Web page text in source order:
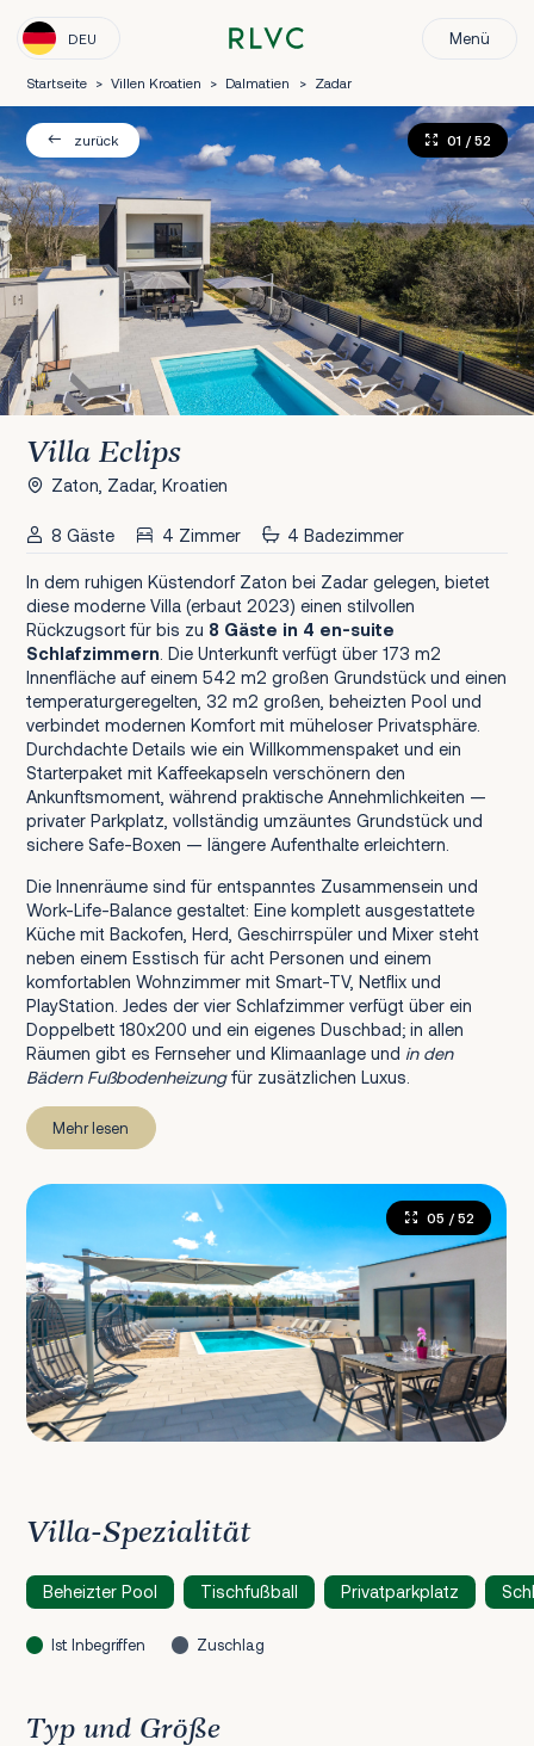
DEU Menü
Startseite > Villen Kroatien > Dalmatien > Zadar
zurück 01 / 52
Villa Eclips
Zaton, Zadar, Kroatien
8 Gäste 4 Zimmer 4 Badezimmer
In dem ruhigen Küstendorf Zaton bei Zadar gelegen, bietet
diese moderne Villa (erbaut 2023) einen stilvollen
Rückzugsort für bis zu 8 Gäste in 4 en-suite
Schlafzimmern . Die Unterkunft verfügt über 173 m2
Innenfläche auf einem 542 m2 großen Grundstück und einen
temperaturgeregelten, 32 m2 großen, beheizten Pool und
verbindet modernen Komfort mit müheloser Privatsphäre.
Durchdachte Details wie ein Willkommenspaket und ein
Starterpaket mit Kaffeekapseln verschönern den
Ankunftsmoment, während praktische Annehmlichkeiten —
privater Parkplatz, vollständig umzäuntes Grundstück und
sichere Safe-Boxen — längere Aufenthalte erleichtern.
Die Innenräume sind für entspanntes Zusammensein und
Work-Life-Balance gestaltet: Eine komplett ausgestattete
Küche mit Backofen, Herd, Geschirrspüler und Mixer steht
neben einem Esstisch für acht Personen und einem
komfortablen Wohnzimmer mit Smart-TV, Netflix und
PlayStation. Jedes der vier Schlafzimmer verfügt über ein
Doppelbett 180x200 und ein eigenes Duschbad; in allen
Räumen gibt es Fernseher und Klimaanlage und in den
Bädern Fußbodenheizungfür zusätzlichen Luxus.
Mehr lesen
05 / 52
Villa-Spezialität
Beheizter Pool Tischfußball Privatparkplatz
Ist Inbegriffen Zuschlag
Typ und Größe